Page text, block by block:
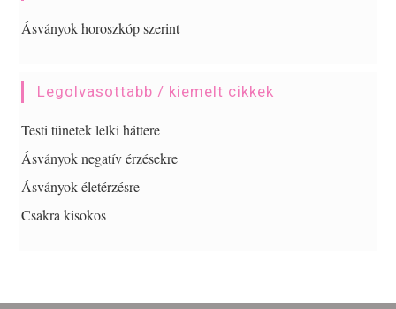
Ásványok horoszkóp szerint
Legolvasottabb / kiemelt cikkek
Testi tünetek lelki háttere
Ásványok negatív érzésekre
Ásványok életérzésre
Csakra kisokos